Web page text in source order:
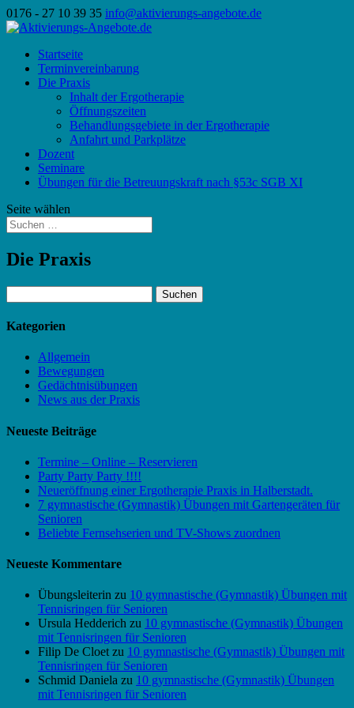
0176 - 27 10 39 35 info@aktivierungs-angebote.de
Startseite
Terminvereinbarung
Die Praxis
Inhalt der Ergotherapie
Öffnungszeiten
Behandlungsgebiete in der Ergotherapie
Anfahrt und Parkplätze
Dozent
Seminare
Übungen für die Betreuungskraft nach §53c SGB XI
Seite wählen
Die Praxis
nach:
Kategorien
Allgemein
Bewegungen
Gedächtnisübungen
News aus der Praxis
Neueste Beiträge
Termine – Online – Reservieren
Party Party Party !!!!
Neueröffnung einer Ergotherapie Praxis in Halberstadt.
7 gymnastische (Gymnastik) Übungen mit Gartengeräten für
Senioren
Beliebte Fernsehserien und TV-Shows zuordnen
Neueste Kommentare
Übungsleiterin zu 10 gymnastische (Gymnastik) Übungen mit
Tennisringen für Senioren
Ursula Hedderich zu 10 gymnastische (Gymnastik) Übungen
mit Tennisringen für Senioren
Filip De Cloetzu 10 gymnastische (Gymnastik) Übungen mit
Tennisringen für Senioren
Schmid Daniela zu 10 gymnastische (Gymnastik) Übungen
mit Tennisringen für Senioren